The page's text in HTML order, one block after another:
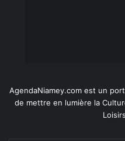
AgendaNiamey.com est un
de mettre en lumière la